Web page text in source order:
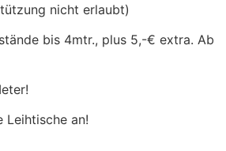
nicht erlaubt)
bis 4mtr., plus 5,-€ extra. Ab
Leihtische an!